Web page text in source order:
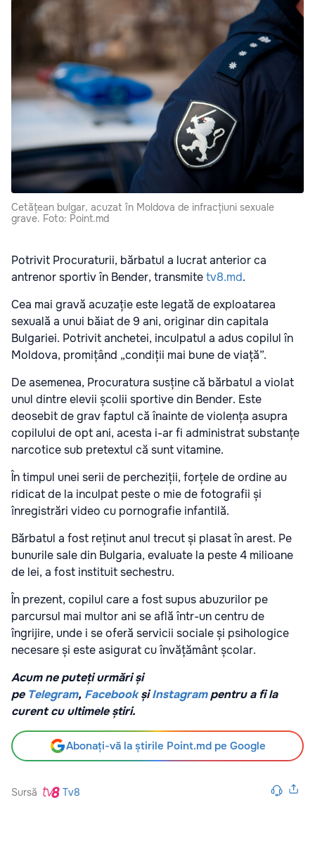
Cetățean bulgar, acuzat în Moldova de infracțiuni sexuale
grave. Foto: Point.md
Potrivit Procuraturii, bărbatul a lucrat anterior ca
antrenor sportiv în Bender, transmitetv8.md.
Cea mai gravă acuzație este legată de exploatarea
sexuală a unui băiat de 9 ani, originar din capitala
Bulgariei. Potrivit anchetei, inculpatul a adus copilul în
Moldova, promițând „condiții mai bune de viață”.
De asemenea, Procuratura susține că bărbatul a violat
unul dintre elevii școlii sportive din Bender. Este
deosebit de grav faptul că înainte de violența asupra
copilului de opt ani, acesta i-ar fi administrat substanțe
narcotice sub pretextul că sunt vitamine.
În timpul unei serii de percheziții, forțele de ordine au
ridicat de la inculpat peste o mie de fotografii și
înregistrări video cu pornografie infantilă.
Bărbatul a fost reținut anul trecut și plasat în arest. Pe
bunurile sale din Bulgaria, evaluate la peste 4 milioane
de lei, a fost instituit sechestru.
În prezent, copilul care a fost supus abuzurilor pe
parcursul mai multor ani se află într-un centru de
îngrijire, unde i se oferă servicii sociale și psihologice
necesare și este asigurat cu învățământ școlar.
Acum ne puteți urmări și
pe Telegram, Facebook șiInstagrampentru a fi la
curent cu ultimele știri.
Abonați-vă la știrile Point.md pe Google
Sursă Tv8